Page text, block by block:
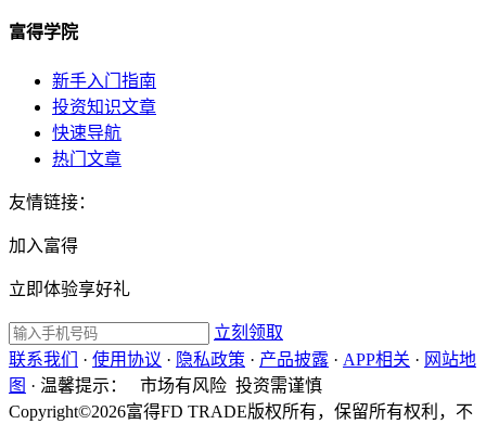
富得学院
新手入门指南
投资知识文章
快速导航
热门文章
友情链接：
加入富得
立即体验享好礼
立刻领取
联系我们
· 使用协议 · 隐私政策 · 产品披露 · APP相关 · 网站地
图 · 温馨提示：
市场有风险 投资需谨慎
Copyright©2026富得FD TRADE版权所有，保留所有权利，不